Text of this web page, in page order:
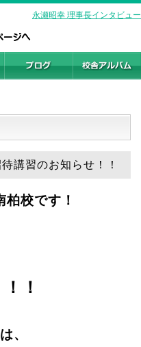
永瀬昭幸 理事長インタビュー
講習のお知らせ！！
校です！
！！
、